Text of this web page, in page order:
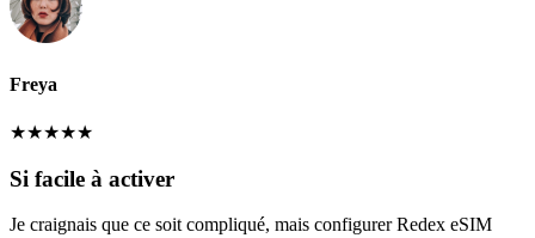
Freya
★★★★★
Si facile à activer
Je craignais que ce soit compliqué, mais configurer Redex eSIM